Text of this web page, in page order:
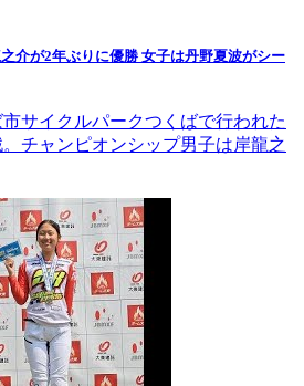
介が2年ぶりに優勝 女子は丹野夏波がシー
サイクルパークつくばで行われた
チャンピオンシップ男子は岸龍之